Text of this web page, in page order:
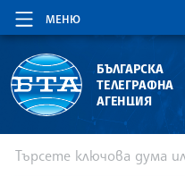
МЕНЮ
БЪЛГАРСКА
ТЕЛЕГРАФНА
АГЕНЦИЯ